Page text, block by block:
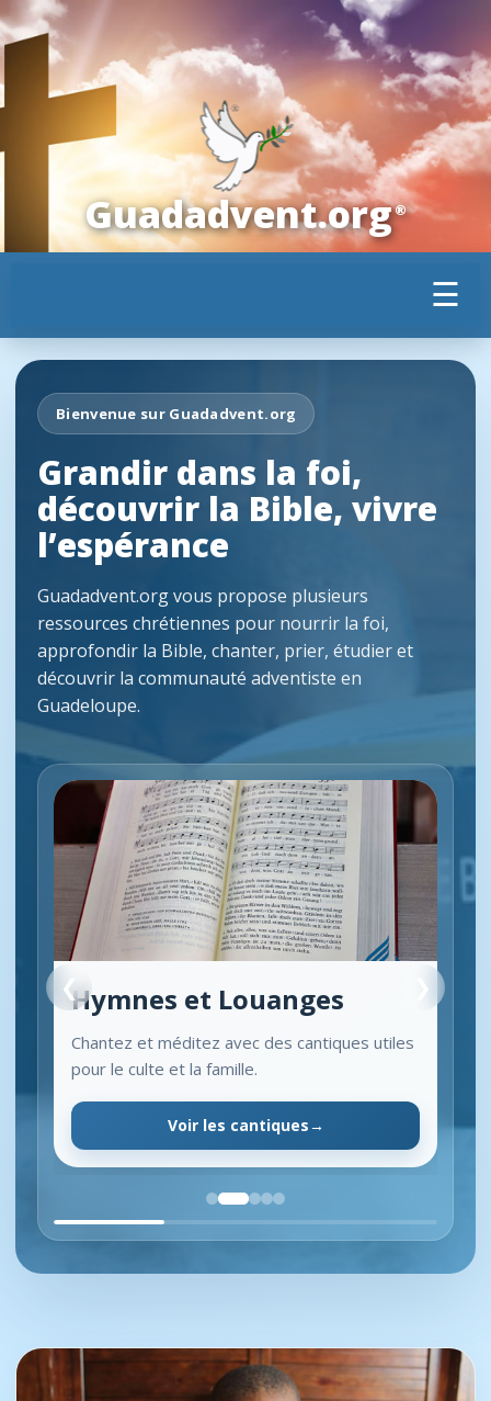
Guadadvent.org®
☰
Bienvenue sur Guadadvent.org
Grandir dans la foi,
découvrir la Bible, vivre
l’espérance
Guadadvent.org vous propose plusieurs
ressources chrétiennes pour nourrir la foi,
approfondir la Bible, chanter, prier, étudier et
découvrir la communauté adventiste en
Guadeloupe.
❮Hymnes et Louanges
Chantez et méditez avec des cantiques utiles
pour le culte et la famille.
Voir les cantiques
❯